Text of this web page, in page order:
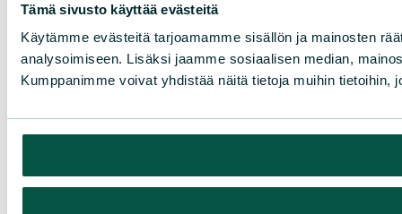
Tämä sivusto käyttää evästeitä
Käytämme evästeitä tarjoamamme sisällön ja mainosten
analysoimiseen. Lisäksi jaamme sosiaalisen median,
Kumppanimme voivat yhdistää näitä tietoja muihin tietoihin,